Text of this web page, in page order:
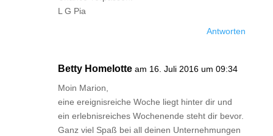
L G Pia
Antworten
Betty Homelotte am 16. Juli 2016 um 09:34
Moin Marion,
eine ereignisreiche Woche liegt hinter dir und
ein erlebnisreiches Wochenende steht dir bevor.
Ganz viel Spaß bei all deinen Unternehmungen